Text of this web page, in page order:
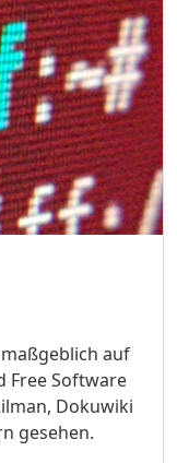
auf
Free Software
Dokuwiki
gesehen.